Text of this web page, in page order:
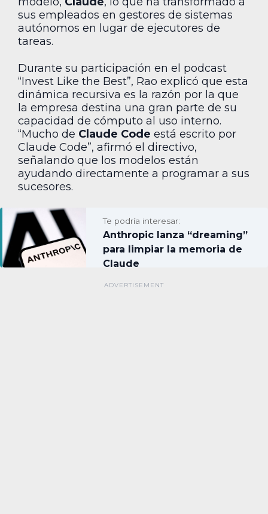
sus empleados en gestores de sistemas
autónomos en lugar de ejecutores de
tareas.
Durante su participación en el podcast
“Invest Like the Best”, Rao explicó que esta
dinámica recursiva es la razón por la que
la empresa destina una gran parte de su
capacidad de cómputo al uso interno.
“Mucho de Claude Code está escrito por
Claude Code”, afirmó el directivo,
señalando que los modelos están
ayudando directamente a programar a sus
sucesores.
Te podría interesar:
Anthropic lanza “dreaming”
para limpiar la memoria de
Claude